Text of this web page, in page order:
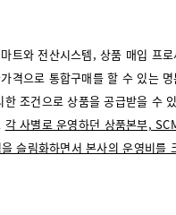
트와 전산시스템, 상품 매입 프
격으로 통합구매를 할 수 있는
조건으로 상품을 공급받을 수
각 사별로 운영하던 상품본부,
슬림화하면서 본사의 운영비를